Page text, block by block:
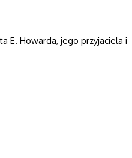
E. Howarda, jego przyjaciela i